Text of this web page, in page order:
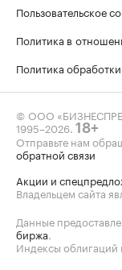
Пользовательское
Политика в
Политика
© ООО
1995–2026 18+
Отправьте нам
обратной связи
Акции и
Владельцем сайта
Данные
биржа
Индексы облигаций